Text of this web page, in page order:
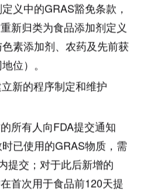
义中的GRAS豁免条款，
新归类为食品添加剂定义
素添加剂、农药及先前获
位）。
新的程序制定和维护
所有人向FDA提交通知
时已使用的GRAS物质，需
提交；对于此后新增的
首次用于食品前120天提